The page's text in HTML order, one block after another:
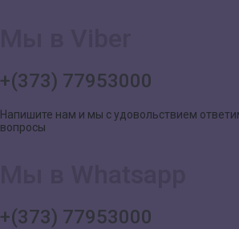
+(373) 77953000
Напишите нам и мы с удовольствием
вопросы
+(373) 77953000